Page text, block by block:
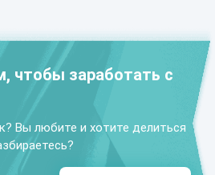
чтобы заработать с
Вы любите и хотите делиться